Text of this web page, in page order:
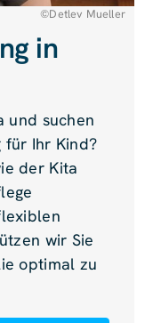
©Detlev Mueller
in
und suchen
für Ihr Kind?
der Kita
wir Sie
optimal zu